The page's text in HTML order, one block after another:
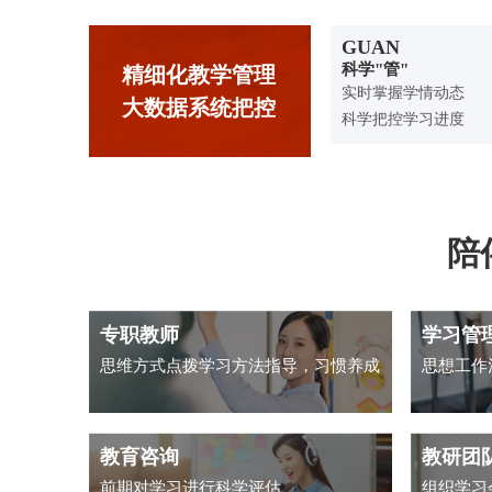
精细化教学管理
大数据系统把控
GUAN
科学"管"
实时掌握学情动态
科学把控学习进度
陪
专职教师
思维方式点拨学习方法指导，习惯养成
学习管
思想工作
教育咨询
前期对学习进行科学评估
教研团
组织学习